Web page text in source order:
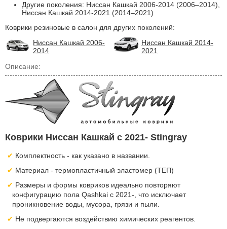
Другие поколения: Ниссан Кашкай 2006-2014 (2006–2014),
Ниссан Кашкай 2014-2021 (2014–2021)
Коврики резиновые в салон для других поколений:
Ниссан Кашкай 2006-
2014
Ниссан Кашкай 2014-
2021
Описание:
Коврики Ниссан Кашкай с 2021- Stingray
Комплектность - как указано в названии.
Материал - термопластичный эластомер (ТЕП)
Размеры и формы ковриков идеально повторяют
конфигурацию пола Qashkai с 2021-, что исключает
проникновение воды, мусора, грязи и пыли.
Не подвергаются воздействию химических реагентов.